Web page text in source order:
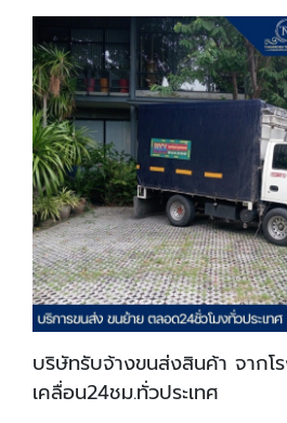
บริษัทรับจ้างขนส่งสินค้า จากโ
เคลื่อน24ชม.ทั่วประเทศ